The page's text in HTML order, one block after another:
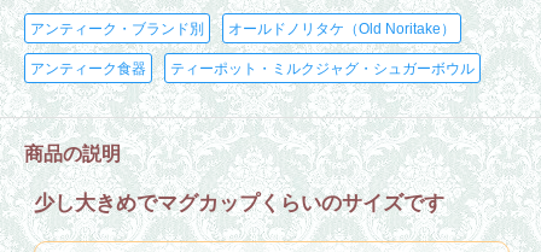
アンティーク・ブランド別 オールドノリタケ（Old Noritake）
アンティーク食器 ティーポット・ミルクジャグ・シュガーボウル
商品の説明
少し大きめでマグカップくらいのサイズです